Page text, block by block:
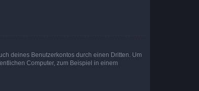
deines Benutzerkontos durch einen Dritten. Um
Computer, zum Beispiel in einem